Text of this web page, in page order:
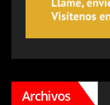
Archivos